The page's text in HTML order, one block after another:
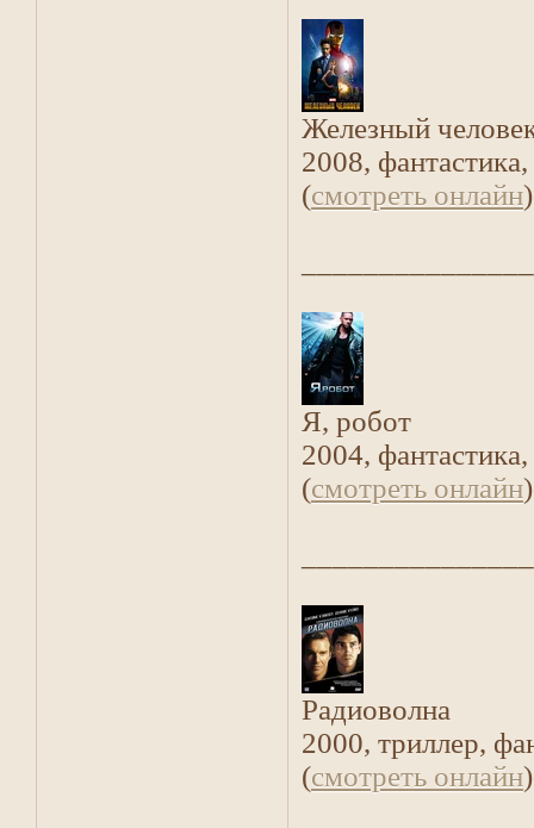
Железный
2008,
(смотреть онлайн)
Я, робот
2004,
(смотреть онлайн)
Радиоволна
2000, триллер,
(смотреть онлайн)